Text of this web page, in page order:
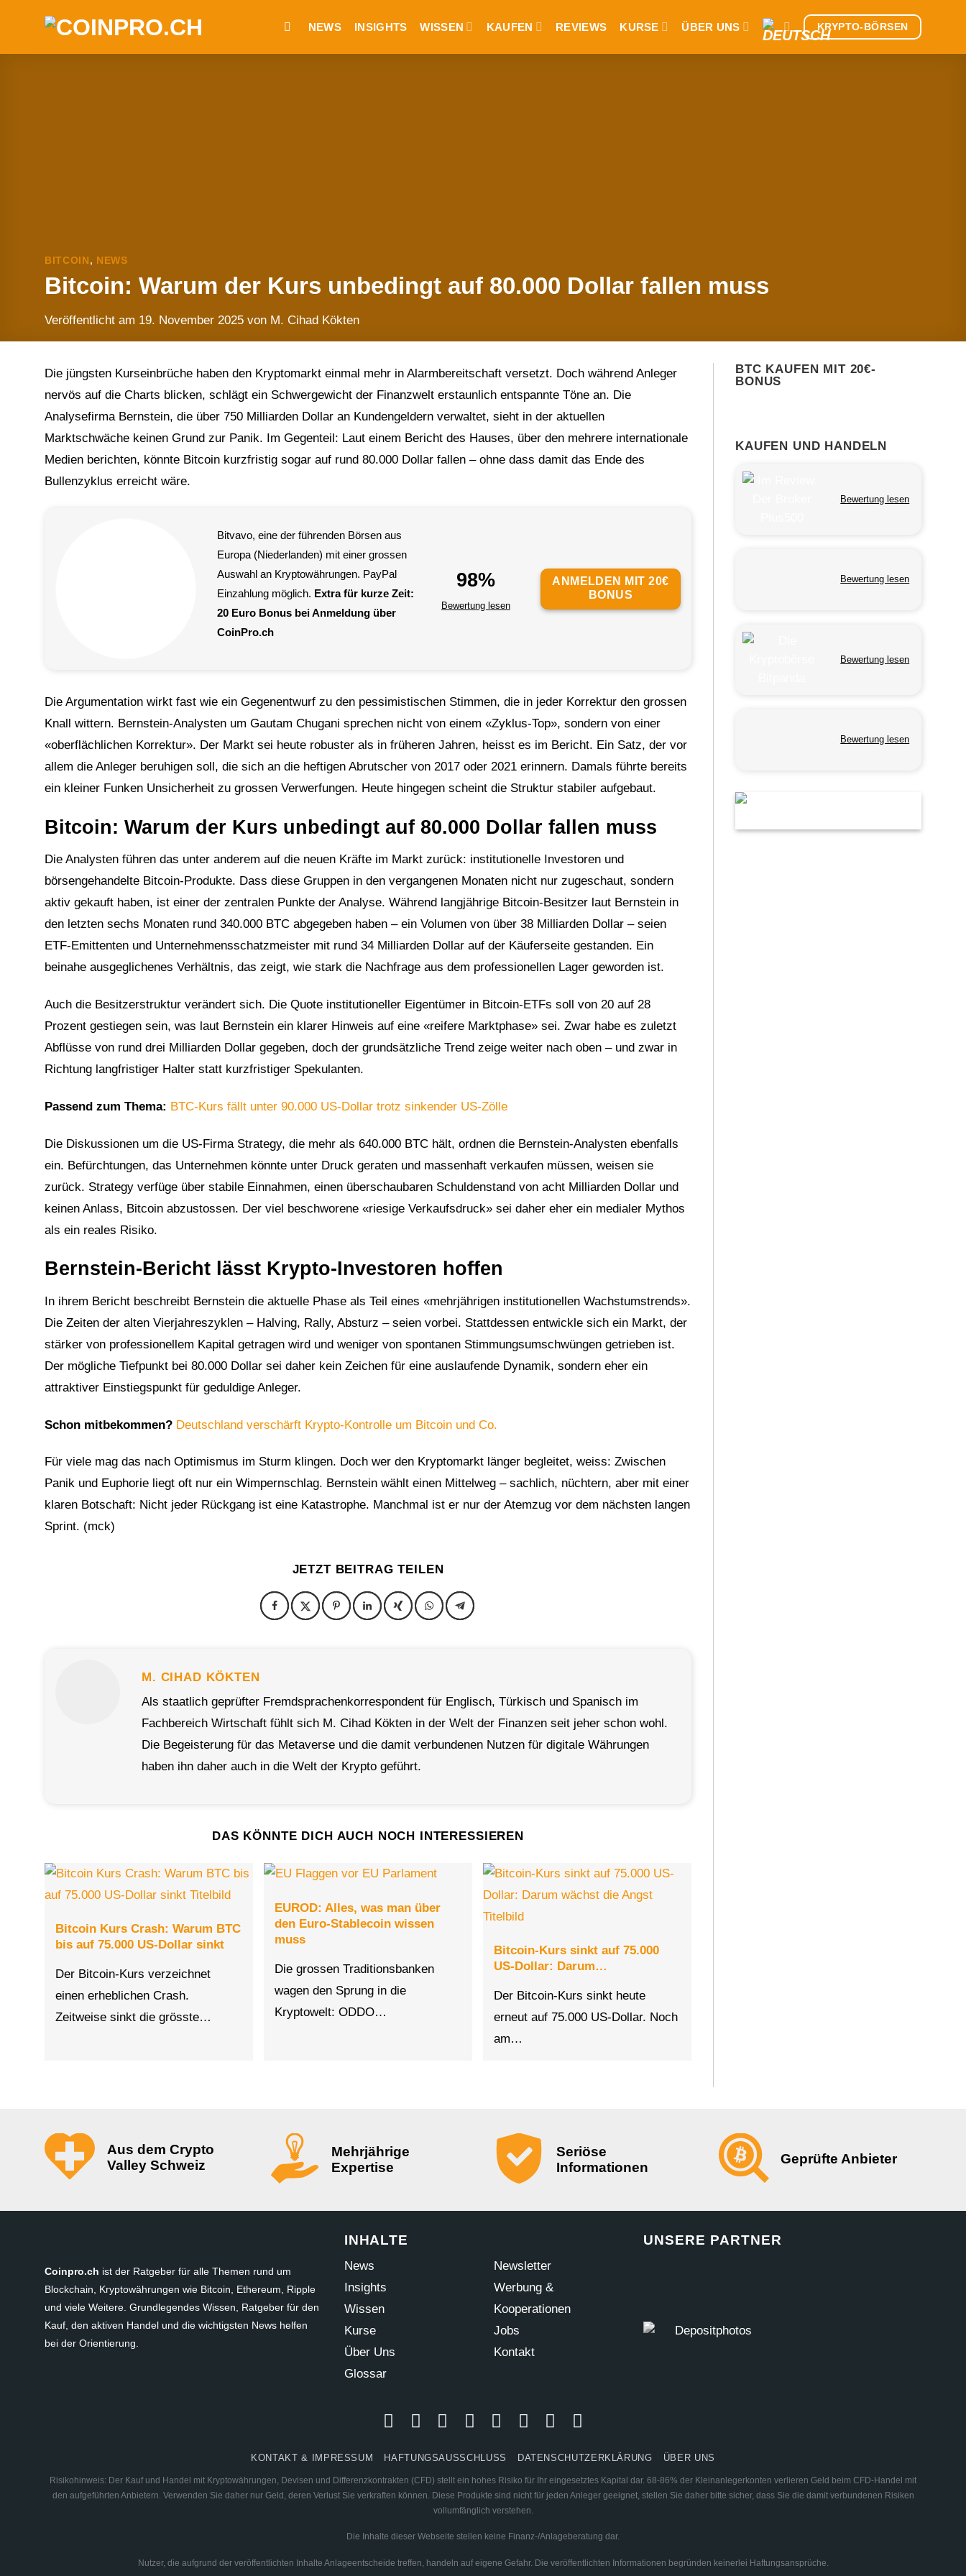
NEWS INSIGHTS WISSEN KAUFEN REVIEWS KURSE ÜBER UNS KRYPTO-BÖRSEN
BITCOIN , NEWS
Bitcoin: Warum der Kurs unbedingt auf 80.000 Dollar fallen muss
Veröffentlicht am 19. November 2025 von M. Cihad Kökten
Die jüngsten Kurseinbrüche haben den Kryptomarkt einmal mehr in Alarmbereitschaft versetzt. Doch während Anleger
nervös auf die Charts blicken, schlägt ein Schwergewicht der Finanzwelt erstaunlich entspannte Töne an. Die
Analysefirma Bernstein, die über 750 Milliarden Dollar an Kundengeldern verwaltet, sieht in der aktuellen
Marktschwäche keinen Grund zur Panik. Im Gegenteil: Laut einem Bericht des Hauses, über den mehrere internationale
Medien berichten, könnte Bitcoin kurzfristig sogar auf rund 80.000 Dollar fallen – ohne dass damit das Ende des
Bullenzyklus erreicht wäre.
Bitvavo, eine der führenden Börsen aus
Europa (Niederlanden) mit einer grossen
Auswahl an Kryptowährungen. PayPal
Einzahlung möglich. Extra für kurze Zeit:
20 Euro Bonus bei Anmeldung über
CoinPro.ch
98%
Bewertung lesen
ANMELDEN MIT 20€
BONUS
Die Argumentation wirkt fast wie ein Gegenentwurf zu den pessimistischen Stimmen, die in jeder Korrektur den grossen
Knall wittern. Bernstein-Analysten um Gautam Chugani sprechen nicht von einem «Zyklus-Top», sondern von einer
«oberflächlichen Korrektur». Der Markt sei heute robuster als in früheren Jahren, heisst es im Bericht. Ein Satz, der vor
allem die Anleger beruhigen soll, die sich an die heftigen Abrutscher von 2017 oder 2021 erinnern. Damals führte bereits
ein kleiner Funken Unsicherheit zu grossen Verwerfungen. Heute hingegen scheint die Struktur stabiler aufgebaut.
Bitcoin: Warum der Kurs unbedingt auf 80.000 Dollar fallen muss
Die Analysten führen das unter anderem auf die neuen Kräfte im Markt zurück: institutionelle Investoren und
börsengehandelte Bitcoin-Produkte. Dass diese Gruppen in den vergangenen Monaten nicht nur zugeschaut, sondern
aktiv gekauft haben, ist einer der zentralen Punkte der Analyse. Während langjährige Bitcoin-Besitzer laut Bernstein in
den letzten sechs Monaten rund 340.000 BTC abgegeben haben – ein Volumen von über 38 Milliarden Dollar – seien
ETF-Emittenten und Unternehmensschatzmeister mit rund 34 Milliarden Dollar auf der Käuferseite gestanden. Ein
beinahe ausgeglichenes Verhältnis, das zeigt, wie stark die Nachfrage aus dem professionellen Lager geworden ist.
Auch die Besitzerstruktur verändert sich. Die Quote institutioneller Eigentümer in Bitcoin-ETFs soll von 20 auf 28
Prozent gestiegen sein, was laut Bernstein ein klarer Hinweis auf eine «reifere Marktphase» sei. Zwar habe es zuletzt
Abflüsse von rund drei Milliarden Dollar gegeben, doch der grundsätzliche Trend zeige weiter nach oben – und zwar in
Richtung langfristiger Halter statt kurzfristiger Spekulanten.
Passend zum Thema: BTC-Kurs fällt unter 90.000 US-Dollar trotz sinkender US-Zölle
Die Diskussionen um die US-Firma Strategy, die mehr als 640.000 BTC hält, ordnen die Bernstein-Analysten ebenfalls
ein. Befürchtungen, das Unternehmen könnte unter Druck geraten und massenhaft verkaufen müssen, weisen sie
zurück. Strategy verfüge über stabile Einnahmen, einen überschaubaren Schuldenstand von acht Milliarden Dollar und
keinen Anlass, Bitcoin abzustossen. Der viel beschworene «riesige Verkaufsdruck» sei daher eher ein medialer Mythos
als ein reales Risiko.
Bernstein-Bericht lässt Krypto-Investoren hoffen
In ihrem Bericht beschreibt Bernstein die aktuelle Phase als Teil eines «mehrjährigen institutionellen Wachstumstrends».
Die Zeiten der alten Vierjahreszyklen – Halving, Rally, Absturz – seien vorbei. Stattdessen entwickle sich ein Markt, der
stärker von professionellem Kapital getragen wird und weniger von spontanen Stimmungsumschwüngen getrieben ist.
Der mögliche Tiefpunkt bei 80.000 Dollar sei daher kein Zeichen für eine auslaufende Dynamik, sondern eher ein
attraktiver Einstiegspunkt für geduldige Anleger.
Schon mitbekommen? Deutschland verschärft Krypto-Kontrolle um Bitcoin und Co.
Für viele mag das nach Optimismus im Sturm klingen. Doch wer den Kryptomarkt länger begleitet, weiss: Zwischen
Panik und Euphorie liegt oft nur ein Wimpernschlag. Bernstein wählt einen Mittelweg – sachlich, nüchtern, aber mit einer
klaren Botschaft: Nicht jeder Rückgang ist eine Katastrophe. Manchmal ist er nur der Atemzug vor dem nächsten langen
Sprint. (mck)
JETZT BEITRAG TEILEN
M. CIHAD KÖKTEN
Als staatlich geprüfter Fremdsprachenkorrespondent für Englisch, Türkisch und Spanisch im
Fachbereich Wirtschaft fühlt sich M. Cihad Kökten in der Welt der Finanzen seit jeher schon wohl.
Die Begeisterung für das Metaverse und die damit verbundenen Nutzen für digitale Währungen
haben ihn daher auch in die Welt der Krypto geführt.
DAS KÖNNTE DICH AUCH NOCH INTERESSIEREN
Bitcoin Kurs Crash: Warum BTC
bis auf 75.000 US-Dollar sinkt
Der Bitcoin-Kurs verzeichnet
einen erheblichen Crash.
Zeitweise sinkt die grösste…
EUROD: Alles, was man über
den Euro-Stablecoin wissen
muss
Die grossen Traditionsbanken
wagen den Sprung in die
Kryptowelt: ODDO…
Bitcoin-Kurs sinkt auf 75.000
US-Dollar: Darum…
Der Bitcoin-Kurs sinkt heute
erneut auf 75.000 US-Dollar. Noch
am…
BTC KAUFEN MIT 20€-
BONUS
KAUFEN UND HANDELN
Bewertung lesen
Bewertung lesen
Bewertung lesen
Bewertung lesen
Aus dem Crypto
Valley Schweiz
Mehrjährige
Expertise
Seriöse
Informationen
Geprüfte Anbieter
Coinpro.ch ist der Ratgeber für alle Themen rund um
Blockchain, Kryptowährungen wie Bitcoin, Ethereum, Ripple
und viele Weitere. Grundlegendes Wissen, Ratgeber für den
Kauf, den aktiven Handel und die wichtigsten News helfen
bei der Orientierung.
INHALTE
News
Insights
Wissen
Kurse
Über Uns
Glossar
Newsletter
Werbung &
Kooperationen
Jobs
Kontakt
UNSERE PARTNER
KONTAKT & IMPRESSUM HAFTUNGSAUSSCHLUSS DATENSCHUTZERKLÄRUNG ÜBER UNS
Risikohinweis: Der Kauf und Handel mit Kryptowährungen, Devisen und Differenzkontrakten (CFD) stellt ein hohes Risiko für Ihr eingesetztes Kapital dar. 68-86% der Kleinanlegerkonten verlieren Geld beim CFD-Handel mit
den aufgeführten Anbietern. Verwenden Sie daher nur Geld, deren Verlust Sie verkraften können. Diese Produkte sind nicht für jeden Anleger geeignet, stellen Sie daher bitte sicher, dass Sie die damit verbundenen Risiken
vollumfänglich verstehen.
Die Inhalte dieser Webseite stellen keine Finanz-/Anlageberatung dar.
Nutzer, die aufgrund der veröffentlichten Inhalte Anlageentscheide treffen, handeln auf eigene Gefahr. Die veröffentlichten Informationen begründen keinerlei Haftungsansprüche.